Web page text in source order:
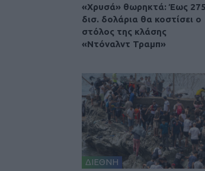
«Χρυσά» θωρηκτά: Έως 275
δισ. δολάρια θα κοστίσει ο
στόλος της κλάσης
«Ντόναλντ Τραμπ»
ΔΙΕΘΝΗ